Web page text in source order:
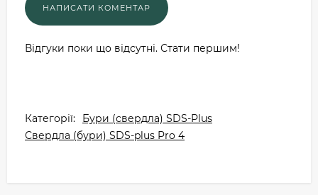
Відгуки поки що відсутні. Стати першим!
Категорії:
Бури (свердла) SDS-Plus
Свердла (бури) SDS-plus Pro 4